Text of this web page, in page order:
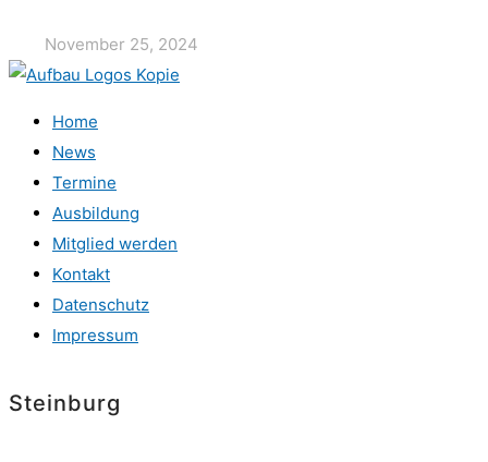
November 25, 2024
Home
News
Termine
Ausbildung
Mitglied werden
Kontakt
Datenschutz
Impressum
Steinburg